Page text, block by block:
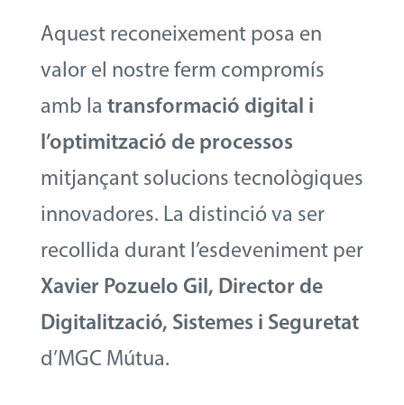
Aquest reconeixement posa en
valor el nostre ferm compromís
amb la transformació digital i
l’optimització de processos
mitjançant solucions tecnològiques
innovadores. La distinció va ser
recollida durant l’esdeveniment per
Xavier Pozuelo Gil, Director de
Digitalització, Sistemes i Seguretat
d’MGC Mútua.